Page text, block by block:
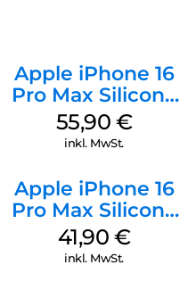
Apple iPhone 16
Pro Max Silicone
Case MagSafe
Stone Gray
55,90 €
inkl. MwSt.
Apple iPhone 16
Pro Max Silicone
Case MagSafe
Ultramarine
41,90 €
inkl. MwSt.